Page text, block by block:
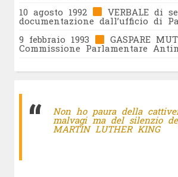
10 agosto 1992
VERBALE di
documentazione dall’ufficio di
9 febbraio 1993
GASPARE
Commissione Parlamentare
Non ho paura della
malvagi ma del silenzio
MARTIN LUTHER KING